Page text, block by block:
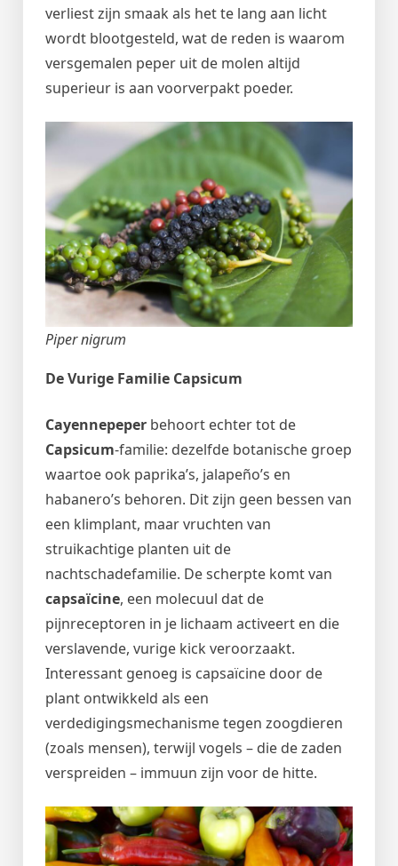
verliest zijn smaak als het te lang aan licht
wordt blootgesteld, wat de reden is waarom
versgemalen peper uit de molen altijd
superieur is aan voorverpakt poeder.
Piper nigrum
De Vurige Familie Capsicum
Cayennepeper behoort echter tot de
Capsicum-familie: dezelfde botanische groep
waartoe ook paprika’s, jalapeño’s en
habanero’s behoren. Dit zijn geen bessen van
een klimplant, maar vruchten van
struikachtige planten uit de
nachtschadefamilie. De scherpte komt van
capsaïcine, een molecuul dat de
pijnreceptoren in je lichaam activeert en die
verslavende, vurige kick veroorzaakt.
Interessant genoeg is capsaïcine door de
plant ontwikkeld als een
verdedigingsmechanisme tegen zoogdieren
(zoals mensen), terwijl vogels – die de zaden
verspreiden – immuun zijn voor de hitte.